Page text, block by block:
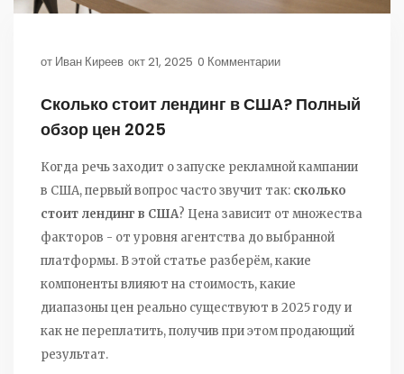
от Иван Киреев окт 21, 2025 0 Комментарии
Сколько стоит лендинг в США? Полный
обзор цен 2025
Когда речь заходит о запуске рекламной кампании
в США, первый вопрос часто звучит так: сколько
стоит лендинг в США? Цена зависит от множества
факторов - от уровня агентства до выбранной
платформы. В этой статье разберём, какие
компоненты влияют на стоимость, какие
диапазоны цен реально существуют в 2025 году и
как не переплатить, получив при этом продающий
результат.